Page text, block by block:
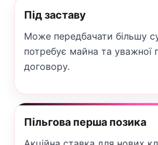
Під заставу
Може передбачати більшу
потребує майна та уважної
договору.
Пільгова перша позика